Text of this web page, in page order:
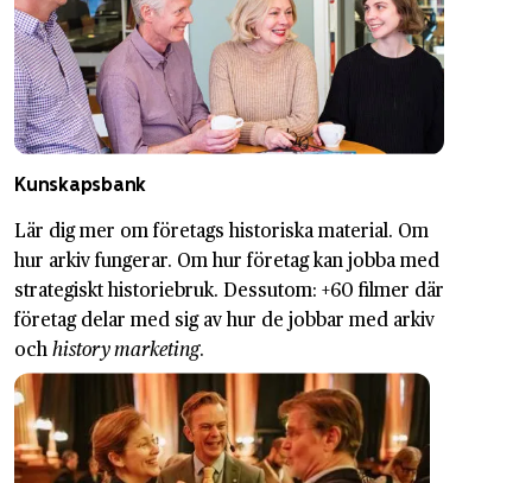
Kunskapsbank
Lär dig mer om företags historiska material. Om
hur arkiv fungerar. Om hur företag kan jobba med
strategiskt historiebruk. Dessutom: +60 filmer där
företag delar med sig av hur de jobbar med arkiv
ochhistory marketing.